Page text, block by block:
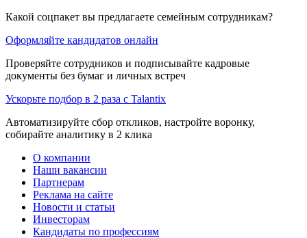
Какой соцпакет вы предлагаете семейным сотрудникам?
Оформляйте кандидатов онлайн
Проверяйте сотрудников и подписывайте кадровые
документы без бумаг и личных встреч
Ускорьте подбор в 2 раза с Talantix
Автоматизируйте сбор откликов, настройте воронку,
собирайте аналитику в 2 клика
О компании
Наши вакансии
Партнерам
Реклама на сайте
Новости и статьи
Инвесторам
Кандидаты по профессиям